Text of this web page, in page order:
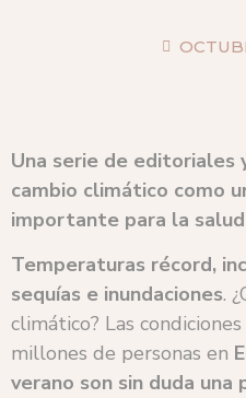
Una serie de editoriales
cambio climático como
importante para la
Temperaturas récord,
sequías e inundaciones.
climático? Las
millones de personas en
verano son sin duda una